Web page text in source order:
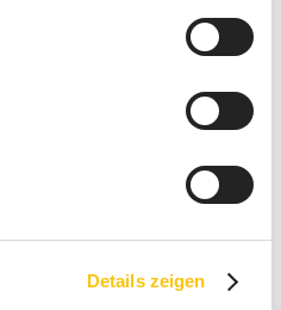
Details zeigen